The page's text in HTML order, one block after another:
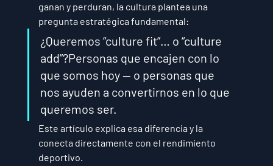
ganan y perduran, la cultura plantea una
pregunta estratégica fundamental:
¿Queremos “culture fit”… o “culture
add”?Personas que encajen con lo
que somos hoy — o personas que
nos ayuden a convertirnos en lo que
queremos ser.
Este artículo explica esa diferencia y la
conecta directamente con el rendimiento
deportivo.